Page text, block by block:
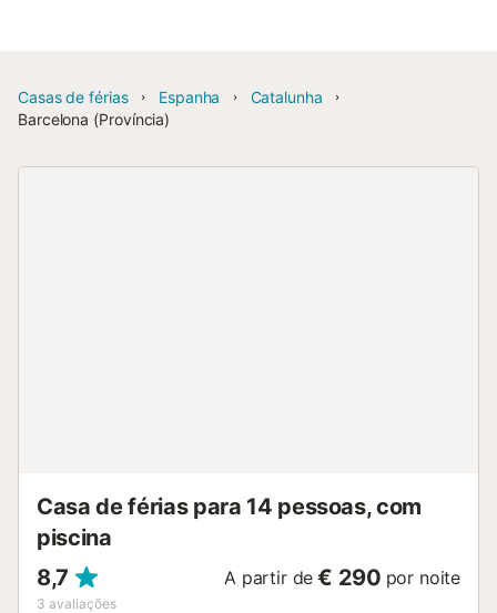
Casas de férias Espanha
Catalunha
Barcelona (Província)
Casa de férias para 14 pessoas, com
piscina
8,7
3 avaliações
A partir de € 290 por noite